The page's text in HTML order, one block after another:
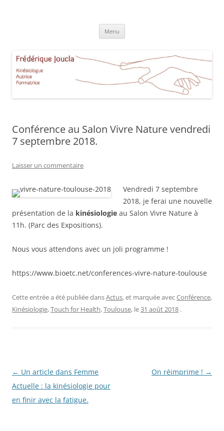
Aucamville Toulouse
Menu
Conférence au Salon Vivre Nature vendredi
7 septembre 2018.
Laisser un commentaire
Vendredi 7 septembre
2018, je ferai une nouvelle
présentation de la kinésiologie au Salon Vivre Nature à
11h. (Parc des Expositions).
Nous vous attendons avec un joli programme !
https://www.bioetc.net/conferences-vivre-nature-toulouse
Cette entrée a été publiée dansActus, et marquée avecConférence,
Kinésiologie,Touch for Health,Toulouse, le31 août 2018 .
Navigation
des
articles
← Un article dans Femme
Actuelle : la kinésiologie pour
en finir avec la fatigue.
On réimprime ! →